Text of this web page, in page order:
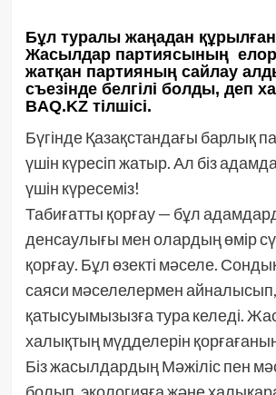
Бұл туралы жаңадан
Жасылдар партиясының
жатқан партияның сайлау
съезінде белгілі болды, деп
BAQ.KZ тілшісі.
Бүгінде Қазақстандағы барлық
үшін күресіп жатыр. Ал біз
үшін күресеміз!
Табиғатты қорғау — бұл
денсаулығы мен олардың өмір
қорғау. Бұл өзекті мәселе.
саяси мәселелермен
қатысуымызызға тура келеді.
халықтың мүдделерін
Біз жасылдардың Мәжіліс пен